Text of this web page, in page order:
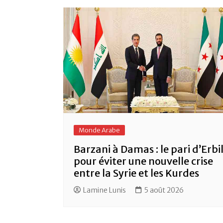
Monde Arabe
Barzani à Damas : le pari d’Erbil
pour éviter une nouvelle crise
entre la Syrie et les Kurdes
Lamine Lunis 5 août 2026